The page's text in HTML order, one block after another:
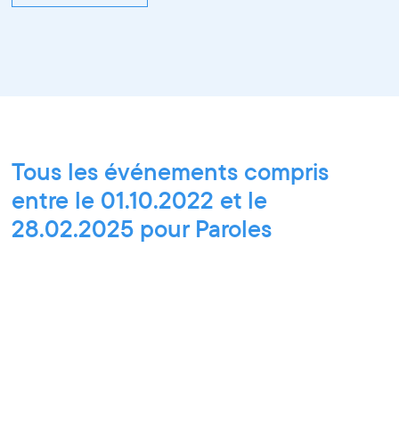
Tous les événements compris
entre le 01.10.2022 et le
28.02.2025 pour Paroles